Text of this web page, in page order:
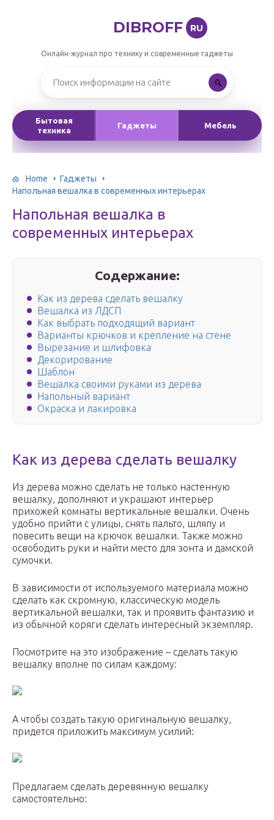
DIBROFF RU
Онлайн-журнал про технику и современные гаджеты
Бытовая
техника
Гаджеты Мебель
Home
Гаджеты
Напольная вешалка в современных интерьерах
Напольная вешалка в
современных интерьерах
Содержание:
Как из дерева сделать вешалку
Вешалка из ЛДСП
Как выбрать подходящий вариант
Варианты крючков и крепление на стене
Вырезание и шлифовка
Декорирование
Шаблон
Вешалка своими руками из дерева
Напольный вариант
Окраска и лакировка
Как из дерева сделать вешалку
Из дерева можно сделать не только настенную
вешалку, дополняют и украшают интерьер
прихожей комнаты вертикальные вешалки. Очень
удобно прийти с улицы, снять пальто, шляпу и
повесить вещи на крючок вешалки. Также можно
освободить руки и найти место для зонта и дамской
сумочки.
В зависимости от используемого материала можно
сделать как скромную, классическую модель
вертикальной вешалки, так и проявить фантазию и
из обычной коряги сделать интересный экземпляр.
Посмотрите на это изображение – сделать такую
вешалку вполне по силам каждому:
А чтобы создать такую оригинальную вешалку,
придется приложить максимум усилий:
Предлагаем сделать деревянную вешалку
самостоятельно: